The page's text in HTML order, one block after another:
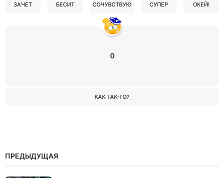
ЗАЧЕТ БЕСИТ СОЧУВСТВУЮ СУПЕР ОКЕЙ!
0
КАК ТАК-ТО?
ПРЕДЫДУЩАЯ